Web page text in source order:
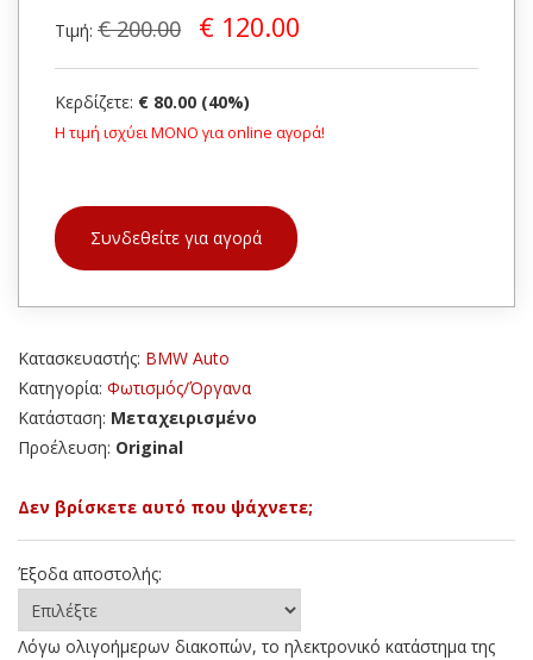
Τιμή: € 200.00 € 120.00
Κερδίζετε: € 80.00 (40%)
Η τιμή ισχύει ΜΟΝΟ για online αγορά!
Συνδεθείτε για αγορά
Κατασκευαστής: BMW Auto
Κατηγορία: Φωτισμός/Όργανα
Κατάσταση: Μεταχειρισμένο
Προέλευση: Original
Δεν βρίσκετε αυτό που ψάχνετε;
Έξοδα αποστολής:
Λόγω ολιγοήμερων διακοπών, το ηλεκτρονικό κατάστημα της